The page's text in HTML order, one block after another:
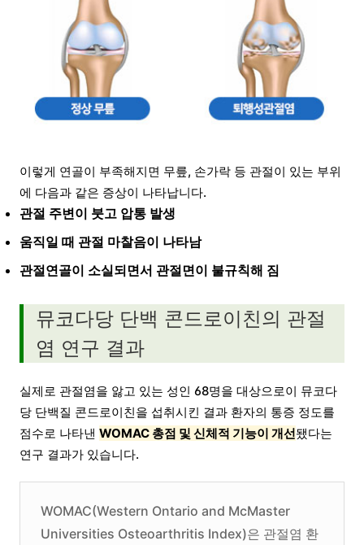
이렇게 연골이 부족해지면 무릎, 손가락 등 관절이 있는 부위
에 다음과 같은 증상이 나타납니다.
관절 주변이 붓고 압통 발생
움직일 때 관절 마찰음이 나타남
관절연골이 소실되면서 관절면이 불규칙해 짐
뮤코다당 단백 콘드로이친의 관절
염 연구 결과
실제로 관절염을 앓고 있는 성인 68명을 대상으로이 뮤코다
당 단백질 콘드로이친을 섭취시킨 결과 환자의 통증 정도를
점수로 나타낸 WOMAC 총점 및 신체적 기능이 개선됐다는
연구 결과가 있습니다.
WOMAC(Western Ontario and McMaster
Universities Osteoarthritis Index)은 관절염 환